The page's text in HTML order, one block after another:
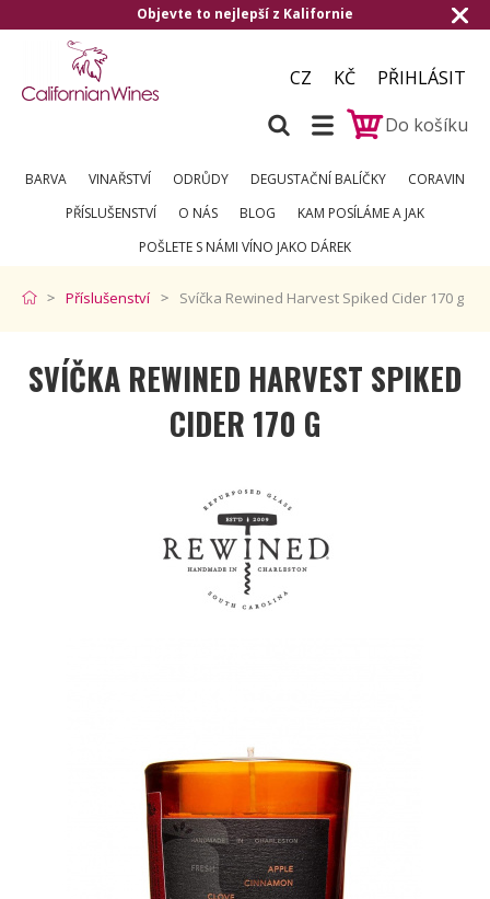
Objevte to nejlepší z Kalifornie
CZ KČ
PŘIHLÁSIT
Do košíku
BARVA VINAŘSTVÍ ODRŮDY DEGUSTAČNÍ BALÍČKY
CORAVIN
PŘÍSLUŠENSTVÍ
O NÁS BLOG
KAM POSÍLÁME A JAK
POŠLETE S NÁMI VÍNO JAKO DÁREK
Příslušenství Svíčka Rewined Harvest Spiked Cider 170 g
SVÍČKA REWINED HARVEST SPIKED
CIDER 170 G